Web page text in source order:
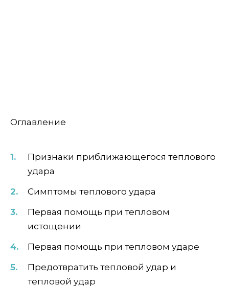
Оглавление
Признаки приближающегося теплового
удара
Симптомы теплового удара
Первая помощь при тепловом
истощении
Первая помощь при тепловом ударе
Предотвратить тепловой удар и
тепловой удар